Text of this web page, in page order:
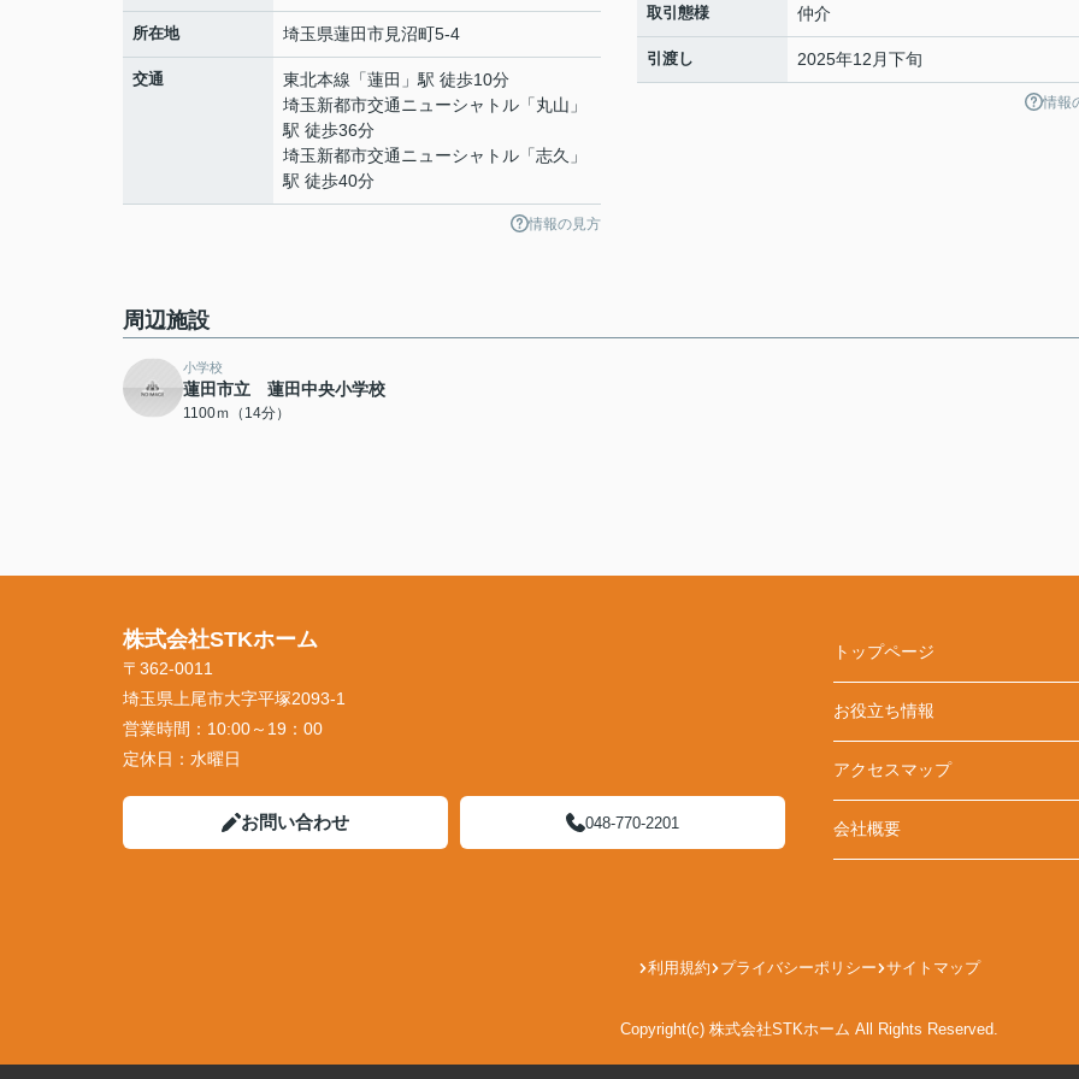
所在地 埼玉県蓮田市見沼町5-4
交通 東北本線 「蓮田 」駅 徒歩10分
埼玉新都市交通ニューシャトル 「丸山 」
駅 徒歩36分
埼玉新都市交通ニューシャトル 「志久 」
駅 徒歩40分
情報の見方
取引態様 仲介
引渡し 2025年12月下旬
情報
周辺施設
小学校
蓮田市立 蓮田中央小学校
1100ｍ（14分）
株式会社STKホーム
〒362-0011
埼玉県上尾市大字平塚2093-1
営業時間： 10:00～19：00
定休日： 水曜日
お問い合わせ 048-770-2201
トップページ
お役立ち情報
アクセスマップ
会社概要
利用規約 プライバシーポリシー サイトマップ
Copyright(c) 株式会社STKホーム All Rights Reserved.